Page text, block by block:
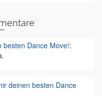
besten Dance Move!:
deinen besten Dance